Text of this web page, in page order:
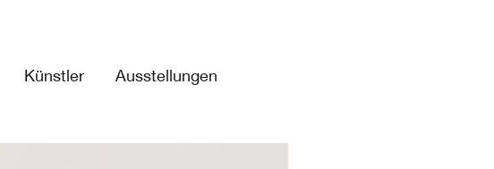
Künstler Ausstellungen